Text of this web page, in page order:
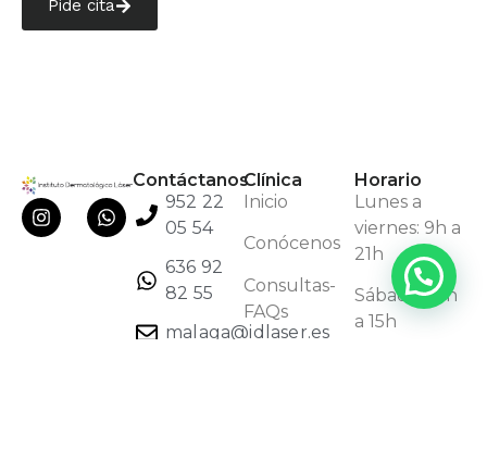
Pide cita
Contáctanos
952 22
05 54
636 92
82 55
malaga@idlaser.es
Clínica
Inicio
Conócenos
Consultas-
FAQs
Horario
Lunes a
viernes: 9h a
21h
Sábados: 9h
a 15h